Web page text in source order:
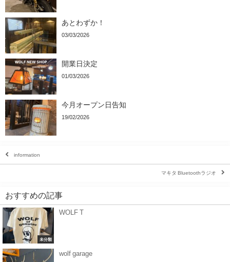
あとわずか！
03/03/2026
開業日決定
01/03/2026
今月オープン日告知
19/02/2026
information
マキタ Bluetoothラジオ
おすすめの記事
未分類
WOLF T
wolf garage